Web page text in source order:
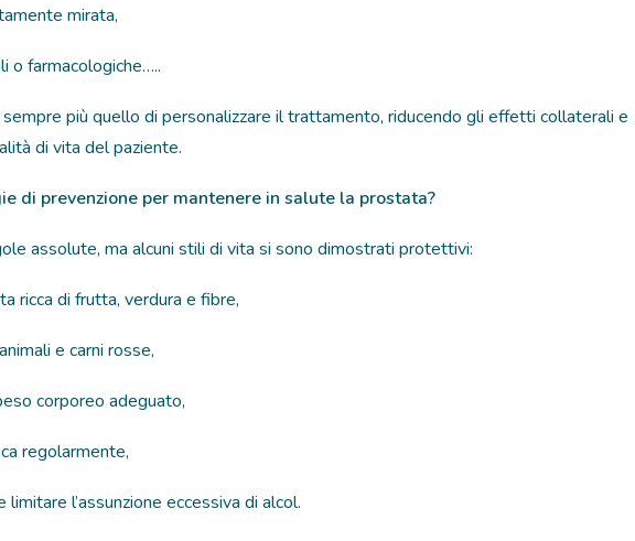
mirata,
o farmacologiche…..
sempre più quello di personalizzare il trattamento, riducendo gli effetti collaterali e
di vita del paziente.
di prevenzione per mantenere in salute la prostata?
assolute, ma alcuni stili di vita si sono dimostrati protettivi:
ricca di frutta, verdura e fibre,
e carni rosse,
corporeo adeguato,
regolarmente,
l’assunzione eccessiva di alcol.